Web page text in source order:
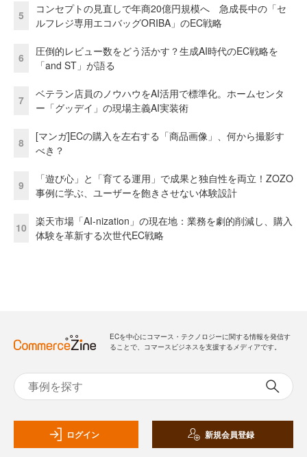
5
コンセプトの見直しで年商20億円規模へ 急成長中の「セ
ルフレジ専用エコバッグORIBA」のEC戦略
6
圧倒的レビュー数をどう活かす？生成AI時代のEC戦略を
「and ST」が語る
7
ベテラン店員のノウハウをAI活用で標準化。ホームセンタ
ー「グッデイ」の現場主義AI実装術
8
[マンガ]ECの購入を左右する「商品画像」、何から撮影す
べき？
9
「遊び心」と「育てる運用」で成果と独自性を両立！ZOZO
事例に学ぶ、ユーザーを飽きさせない体験設計
10
楽天市場「AI-nization」の現在地：業務を劇的削減し、購入
体験を革新する次世代EC戦略
ECを中心にコマース・テクノロジーに関する情報を発信す
ることで、コマースビジネスを支援するメディアです。
ログイン 新規会員登録